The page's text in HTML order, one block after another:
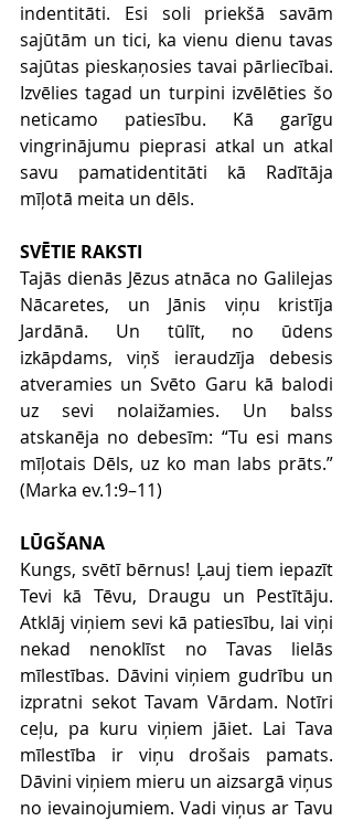
indentitāti. Esi soli priekšā savām
sajūtām un tici, ka vienu dienu tavas
sajūtas pieskaņosies tavai pārliecībai.
Izvēlies tagad un turpini izvēlēties šo
neticamo patiesību. Kā garīgu
vingrinājumu pieprasi atkal un atkal
savu pamatidentitāti kā Radītāja
mīļotā meita un dēls.
SVĒTIE RAKSTI
Tajās dienās Jēzus atnāca no Galilejas
Nācaretes, un Jānis viņu kristīja
Jardānā. Un tūlīt, no ūdens
izkāpdams, viņš ieraudzīja debesis
atveramies un Svēto Garu kā balodi
uz sevi nolaižamies. Un balss
atskanēja no debesīm: “Tu esi mans
mīļotais Dēls, uz ko man labs prāts.”
(Marka ev.1:9–11)
LŪGŠANA
Kungs, svētī bērnus! Ļauj tiem iepazīt
Tevi kā Tēvu, Draugu un Pestītāju.
Atklāj viņiem sevi kā patiesību, lai viņi
nekad nenoklīst no Tavas lielās
mīlestības. Dāvini viņiem gudrību un
izpratni sekot Tavam Vārdam. Notīri
ceļu, pa kuru viņiem jāiet. Lai Tava
mīlestība ir viņu drošais pamats.
Dāvini viņiem mieru un aizsargā viņus
no ievainojumiem. Vadi viņus ar Tavu